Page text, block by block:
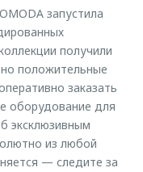
запустила
получили
положительные
заказать
оборудование для
эксклюзивным
из любой
— следите за